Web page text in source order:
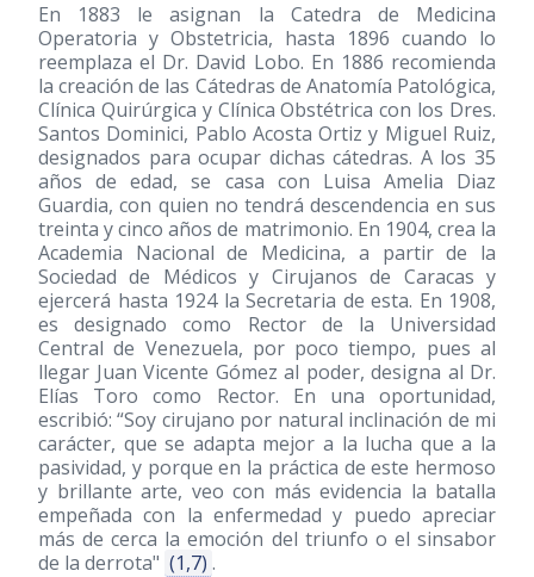
En 1883 le asignan la Catedra de Medicina
Operatoria y Obstetricia, hasta 1896 cuando lo
reemplaza el Dr. David Lobo. En 1886 recomienda
la creación de las Cátedras de Anatomía Patológica,
Clínica Quirúrgica y Clínica Obstétrica con los Dres.
Santos Dominici, Pablo Acosta Ortiz y Miguel Ruiz,
designados para ocupar dichas cátedras. A los 35
años de edad, se casa con Luisa Amelia Diaz
Guardia, con quien no tendrá descendencia en sus
treinta y cinco años de matrimonio. En 1904, crea la
Academia Nacional de Medicina, a partir de la
Sociedad de Médicos y Cirujanos de Caracas y
ejercerá hasta 1924 la Secretaria de esta. En 1908,
es designado como Rector de la Universidad
Central de Venezuela, por poco tiempo, pues al
llegar Juan Vicente Gómez al poder, designa al Dr.
Elías Toro como Rector. En una oportunidad,
escribió: “Soy cirujano por natural inclinación de mi
carácter, que se adapta mejor a la lucha que a la
pasividad, y porque en la práctica de este hermoso
y brillante arte, veo con más evidencia la batalla
empeñada con la enfermedad y puedo apreciar
más de cerca la emoción del triunfo o el sinsabor
de la derrota" (1,7) .